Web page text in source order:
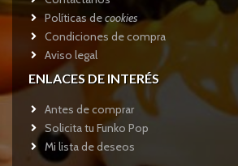
Políticas decookies
Condiciones de compra
Aviso legal
ENLACES DE INTERÉS
Antes de comprar
Solicita tu Funko Pop
Mi lista de deseos